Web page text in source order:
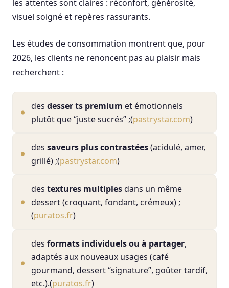
les attentes sont claires : réconfort, générosité,
visuel soigné et repères rassurants.
Les études de consommation montrent que, pour
2026, les clients ne renoncent pas au plaisir mais
recherchent :
des desser ts premium et émotionnels
plutôt que “juste sucrés” ;(pastrystar.com)
des saveurs plus contrastées(acidulé, amer,
grillé) ;(pastrystar.com)
des textures multiplesdans un même
dessert (croquant, fondant, crémeux) ;
(puratos.fr)
des formats individuels ou à partager,
adaptés aux nouveaux usages (café
gourmand, dessert “signature”, goûter tardif,
etc.).(puratos.fr)